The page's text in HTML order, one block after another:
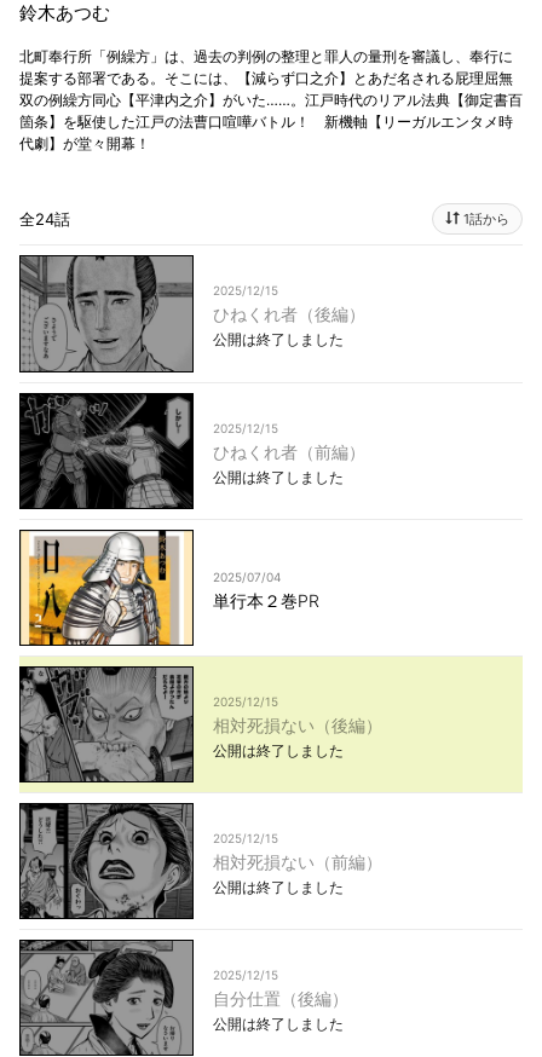
鈴木あつむ
北町奉行所「例繰方」は、過去の判例の整理と罪人の量刑を審議し、奉行に
提案する部署である。そこには、【減らず口之介】とあだ名される屁理屈無
双の例繰方同心【平津内之介】がいた……。江戸時代のリアル法典【御定書百
箇条】を駆使した江戸の法曹口喧嘩バトル！ 新機軸【リーガルエンタメ時
代劇】が堂々開幕！
全24話 1話から
2025/12/15
ひねくれ者（後編）
公開は終了しました
2025/12/15
ひねくれ者（前編）
公開は終了しました
2025/07/04
単行本２巻PR
2025/12/15
相対死損ない（後編）
公開は終了しました
2025/12/15
相対死損ない（前編）
公開は終了しました
2025/12/15
自分仕置（後編）
公開は終了しました